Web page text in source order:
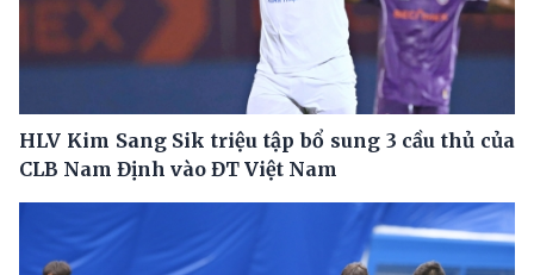
HLV Kim Sang Sik triệu tập bổ sung 3 cầu thủ của
CLB Nam Định vào ĐT Việt Nam